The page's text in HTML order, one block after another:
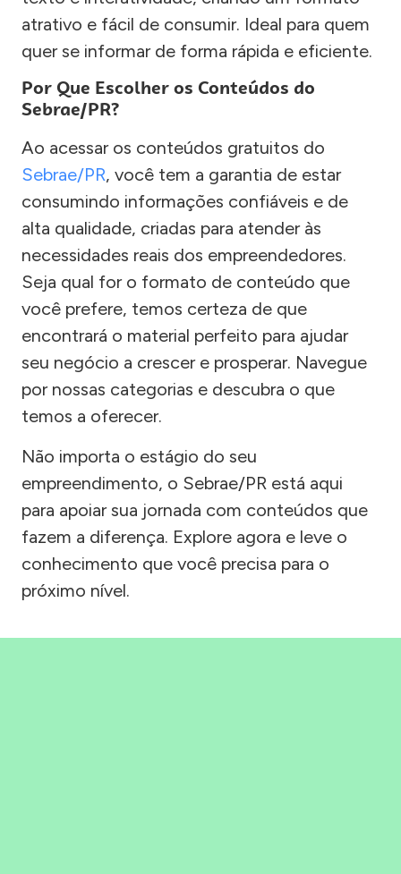
atrativo e fácil de consumir. Ideal para quem
quer se informar de forma rápida e eficiente.
Por Que Escolher os Conteúdos do
Sebrae/PR?
Ao acessar os conteúdos gratuitos do
Sebrae/PR, você tem a garantia de estar
consumindo informações confiáveis e de
alta qualidade, criadas para atender às
necessidades reais dos empreendedores.
Seja qual for o formato de conteúdo que
você prefere, temos certeza de que
encontrará o material perfeito para ajudar
seu negócio a crescer e prosperar. Navegue
por nossas categorias e descubra o que
temos a oferecer.
Não importa o estágio do seu
empreendimento, o Sebrae/PR está aqui
para apoiar sua jornada com conteúdos que
fazem a diferença. Explore agora e leve o
conhecimento que você precisa para o
próximo nível.